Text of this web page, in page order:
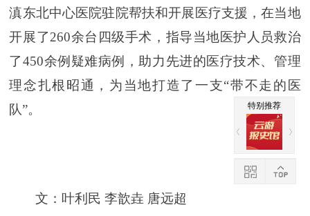
滇东北中心医院驻院帮扶和开展医疗支援，在当地
开展了260余台四级手术，指导当地医护人员救治
了450余例疑难病例，助力先进的医疗技术、管理
理念扎根昭通，为当地打造了一支“带不走的医
队”。
文：叶利民 李歆垚 唐远超
特别推荐